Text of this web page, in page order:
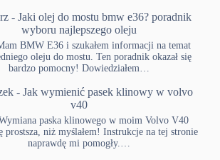
- Jaki olej do mostu bmw e36? poradnik
wyboru najlepszego oleju
BMW E36 i szukałem informacji na temat
oleju do mostu. Ten poradnik okazał się
bardzo pomocny! Dowiedziałem…
- Jak wymienić pasek klinowy w volvo
v40
paska klinowego w moim Volvo V40
prostsza, niż myślałem! Instrukcje na tej stronie
naprawdę mi pomogły.…